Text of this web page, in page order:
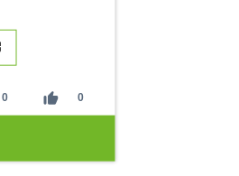
0 thumb_up 0